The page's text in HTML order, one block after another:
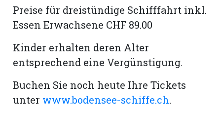
Preise für dreistündige Schifffahrt inkl.
Essen Erwachsene CHF 89.00
Kinder erhalten deren Alter
entsprechend eine Vergünstigung.
Buchen Sie noch heute Ihre Tickets
unter www.bodensee-schiffe.ch.